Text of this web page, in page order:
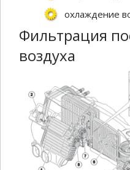
охлаждение
Фильтрация
воздуха